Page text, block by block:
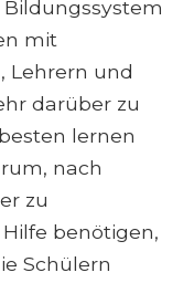
mit
Lehrern und
darüber zu
lernen
nach
zu
benötigen,
Schülern